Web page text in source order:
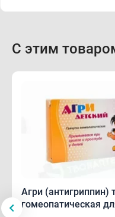
С этим
Агри (антигриппин)
гомеопатическая